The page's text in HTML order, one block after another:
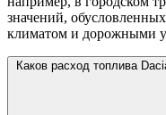
значений,
климатом и дорожными
Каков расход топлива